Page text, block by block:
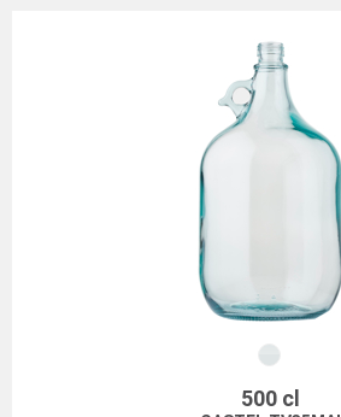
500 cl